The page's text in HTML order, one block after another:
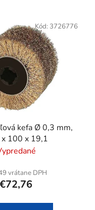
kefa Ø 0,3 mm,
100 x 19,1
vrátane DPH
€72,76
Kód: 3726776